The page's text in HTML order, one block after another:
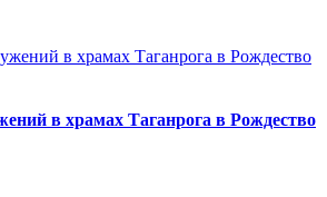
в храмах Таганрога в Рождество